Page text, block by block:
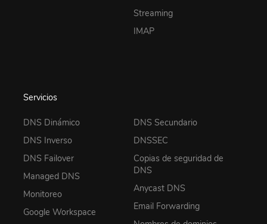
Streaming
IMAP
Servicios
DNS Dinámico
DNS Inverso
DNS Failover
Managed DNS
Monitoreo
Google Workspace
DNS Secundario
DNSSEC
Copias de seguridad de
DNS
Anycast DNS
Email Forwarding